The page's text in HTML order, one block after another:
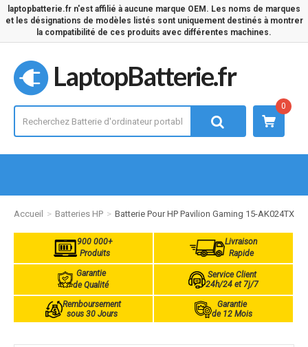
laptopbatterie.fr n'est affilié à aucune marque OEM. Les noms de marques
et les désignations de modèles listés sont uniquement destinés à montrer
la compatibilité de ces produits avec différentes machines.
LaptopBatterie.fr
0
Accueil Batteries HP Batterie Pour HP Pavilion Gaming 15-AK024TX
900 000+
Produits
Livraison
Rapide
Garantie
de Qualité
Service Client
24h/24 et 7j/7
Remboursement
sous 30 Jours
Garantie
de 12 Mois